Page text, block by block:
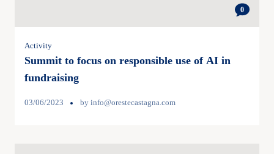
0
Activity
Summit to focus on responsible use of AI in
fundraising
03/06/2023 by info@orestecastagna.com